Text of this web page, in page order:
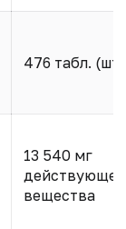
476 табл.
13 540 мг
вещества